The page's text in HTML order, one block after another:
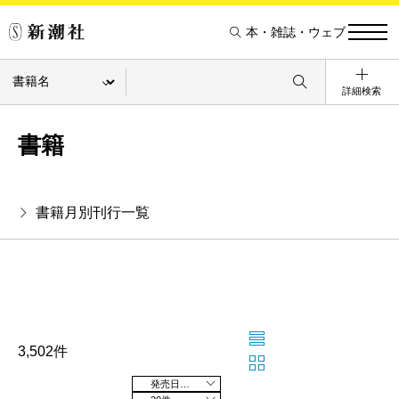
本・雑誌・ウェブ
詳細検索
書籍
書籍月別刊行一覧
3,502件